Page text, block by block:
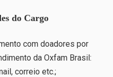
do Cargo
com doadores por
da Oxfam Brasil:
correio etc.;